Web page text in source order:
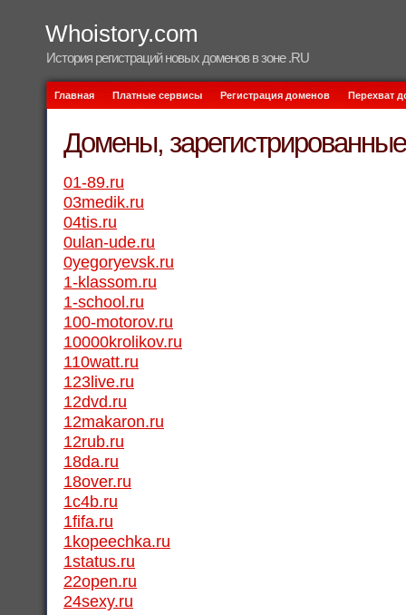
Whoistory.com
История регистраций новых доменов в зоне .RU
Главная Платные сервисы Регистрация доменов Перехват
Домены,
01-89.ru
03medik.ru
04tis.ru
0ulan-ude.ru
0yegoryevsk.ru
1-klassom.ru
1-school.ru
100-motorov.ru
10000krolikov.ru
110watt.ru
123live.ru
12dvd.ru
12makaron.ru
12rub.ru
18da.ru
18over.ru
1c4b.ru
1fifa.ru
1kopeechka.ru
1status.ru
22open.ru
24sexy.ru